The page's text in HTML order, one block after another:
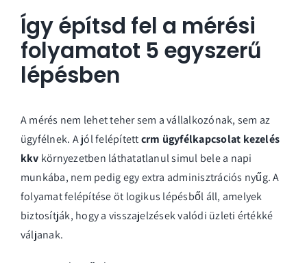
Így építsd fel a mérési
folyamatot 5 egyszerű
lépésben
A mérés nem lehet teher sem a vállalkozónak, sem az
ügyfélnek. A jól felépítettcrm ügyfélkapcsolat kezelés
kkv környezetben láthatatlanul simul bele a napi
munkába, nem pedig egy extra adminisztrációs nyűg. A
folyamat felépítése öt logikus lépésből áll, amelyek
biztosítják, hogy a visszajelzések valódi üzleti értékké
váljanak.